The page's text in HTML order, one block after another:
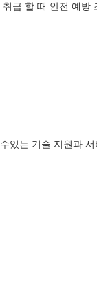
급 할 때 안전 예방
있는 기술 지원과 서